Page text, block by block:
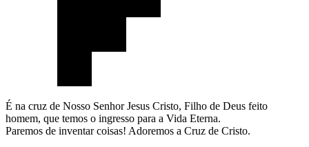
É na cruz de Nosso Senhor Jesus Cristo, Filho de Deus feito
homem, que temos o ingresso para a Vida Eterna.
Paremos de inventar coisas! Adoremos a Cruz de Cristo.